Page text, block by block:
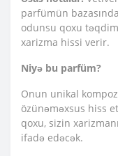
parfümün
odunsu qoxu
xarizma hissi verir.
Niyə bu parfüm?
Onun unikal
özünəməxsus hiss
qoxu, sizin
ifadə edəcək.